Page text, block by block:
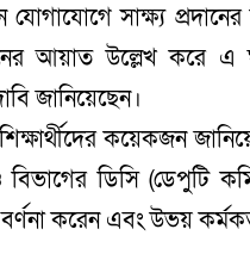
সাক্ষ্য
আয়াত উল্লেখ করে এ
জানিয়েছেন।
কয়েকজন
ডিসি (ডেপুটি
বর্ণনা করেন এবং উভয়